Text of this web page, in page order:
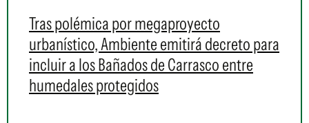
Tras polémica por megaproyecto
urbanístico, Ambiente emitirá decreto para
incluir a los Bañados de Carrasco entre
humedales protegidos